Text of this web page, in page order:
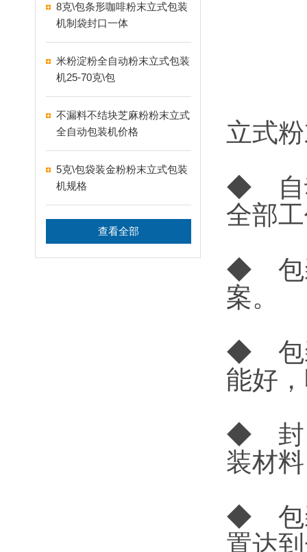
8克\包条形咖啡粉末立式包装
机制袋封口一体
米粉淀粉全自动粉末立式包装
机25-70克\包
不漏料不结块芝麻粉粉末立式
全自动包装机价格
5克\包袋装金粉粉末立式包装
机规格
查看全部
立式
◆ 自
全部
◆ 包
案。
◆ 包
能好
◆ 封
装材
◆ 包
置达